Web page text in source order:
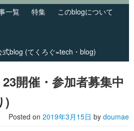
一覧 特集 このblogについて
blog (てくろぐ=tech・blog)
開催・参加者募集中
)
Posted on 2019年3月15日 by doumae